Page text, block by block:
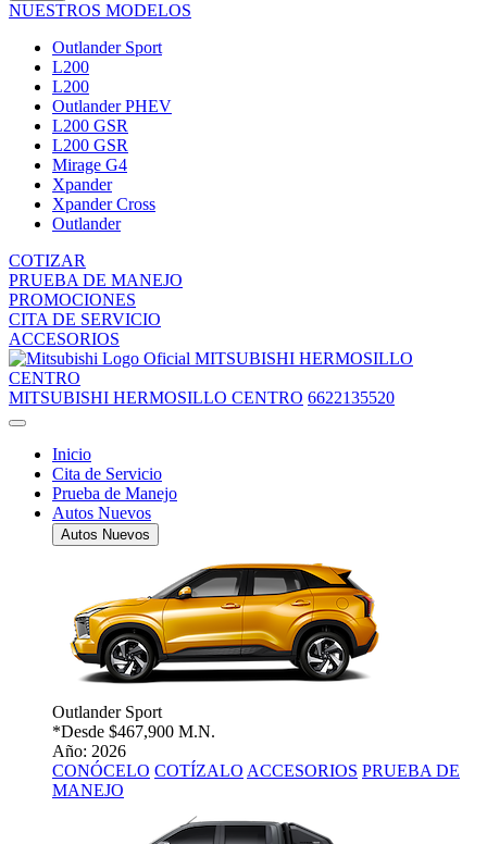
NUESTROS MODELOS
Outlander Sport
L200
L200
Outlander PHEV
L200 GSR
L200 GSR
Mirage G4
Xpander
Xpander Cross
Outlander
COTIZAR
PRUEBA DE MANEJO
PROMOCIONES
CITA DE SERVICIO
ACCESORIOS
MITSUBISHI HERMOSILLO
CENTRO
MITSUBISHI HERMOSILLO CENTRO 6622135520
Inicio
Cita de Servicio
Prueba de Manejo
Autos Nuevos
Autos Nuevos
Outlander Sport
*Desde $467,900 M.N.
Año: 2026
CONÓCELO COTÍZALO ACCESORIOS PRUEBA DE
MANEJO